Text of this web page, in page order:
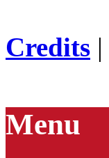
Credits |
Menu